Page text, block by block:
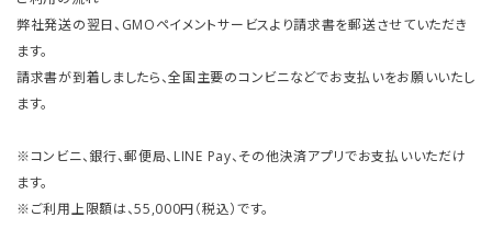
弊社発送の翌日、GMOペイメントサービスより請求書を郵送させていただき
ます。
請求書が到着しましたら、全国主要のコンビニなどでお支払いをお願いいたし
ます。
※コンビニ、銀行、郵便局、LINE Pay、その他決済アプリでお支払いいただけ
ます。
※ご利用上限額は、55,000円（税込）です。